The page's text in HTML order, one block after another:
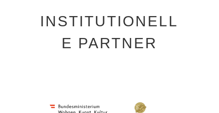
INSTITUTIONELL
E PARTNER